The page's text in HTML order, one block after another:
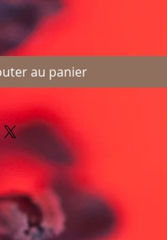
au panier